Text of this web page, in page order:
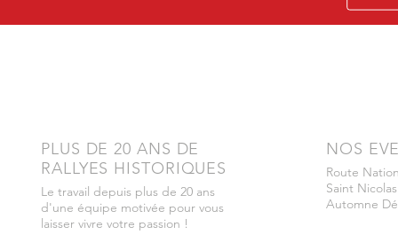
PLUS DE 20 ANS DE
RALLYES HISTORIQUES
Le travail depuis plus de 20 ans
d'une équipe motivée pour vous
laisser vivre votre passion !
NOS
Route
Saint
Automne